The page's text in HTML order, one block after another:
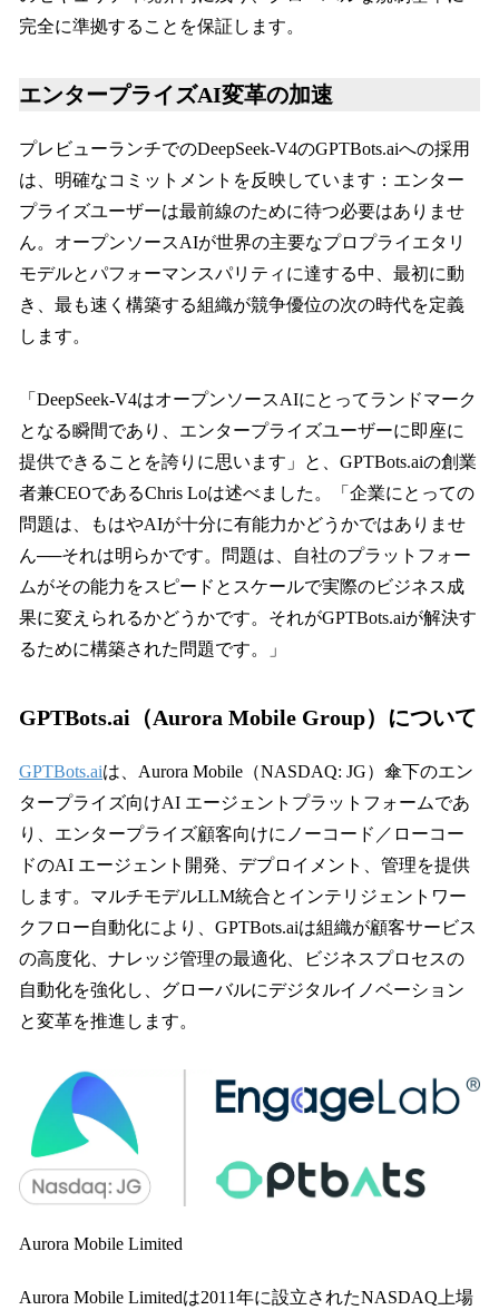
完全に準拠することを保証します。
エンタープライズAI変革の加速
プレビューランチでのDeepSeek-V4のGPTBots.aiへの採用
は、明確なコミットメントを反映しています：エンター
プライズユーザーは最前線のために待つ必要はありませ
ん。オープンソースAIが世界の主要なプロプライエタリ
モデルとパフォーマンスパリティに達する中、最初に動
き、最も速く構築する組織が競争優位の次の時代を定義
します。
「DeepSeek-V4はオープンソースAIにとってランドマーク
となる瞬間であり、エンタープライズユーザーに即座に
提供できることを誇りに思います」と、GPTBots.aiの創業
者兼CEOであるChris Loは述べました。「企業にとっての
問題は、もはやAIが十分に有能力かどうかではありませ
ん──それは明らかです。問題は、自社のプラットフォー
ムがその能力をスピードとスケールで実際のビジネス成
果に変えられるかどうかです。それがGPTBots.aiが解決す
るために構築された問題です。」
GPTBots.ai（Aurora Mobile Group）について
GPTBots.aiは、Aurora Mobile（NASDAQ: JG）傘下のエン
タープライズ向けAI エージェントプラットフォームであ
り、エンタープライズ顧客向けにノーコード／ローコー
ドのAI エージェント開発、デプロイメント、管理を提供
します。マルチモデルLLM統合とインテリジェントワー
クフロー自動化により、GPTBots.aiは組織が顧客サービス
の高度化、ナレッジ管理の最適化、ビジネスプロセスの
自動化を強化し、グローバルにデジタルイノベーション
と変革を推進します。
Aurora Mobile Limited
Aurora Mobile Limitedは2011年に設立されたNASDAQ上場